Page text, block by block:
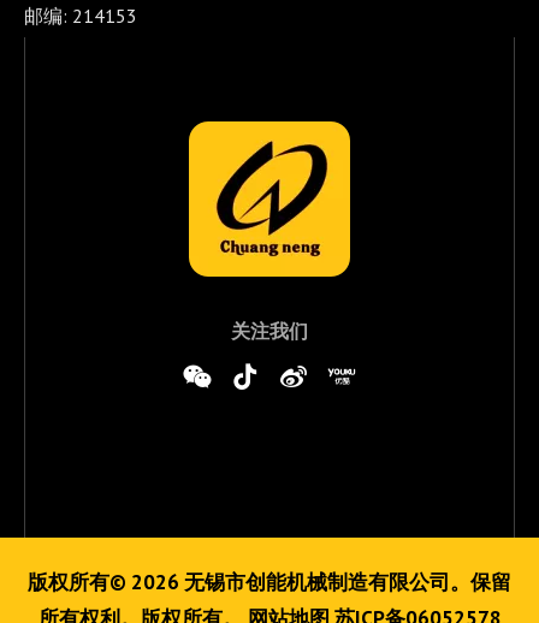
邮编: 214153
关注我们
版权所有© 2026 无锡市创能机械制造有限公司。保留